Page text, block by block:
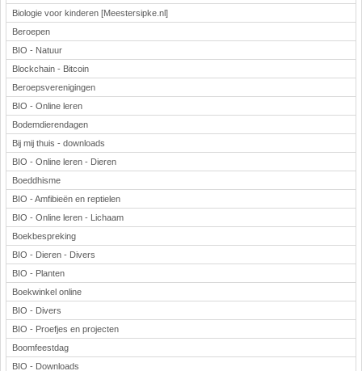
Biologie voor kinderen [Meestersipke.nl]
Beroepen
BIO - Natuur
Blockchain - Bitcoin
Beroepsverenigingen
BIO - Online leren
Bodemdierendagen
Bij mij thuis - downloads
BIO - Online leren - Dieren
Boeddhisme
BIO - Amfibieën en reptielen
BIO - Online leren - Lichaam
Boekbespreking
BIO - Dieren - Divers
BIO - Planten
Boekwinkel online
BIO - Divers
BIO - Proefjes en projecten
Boomfeestdag
BIO - Downloads